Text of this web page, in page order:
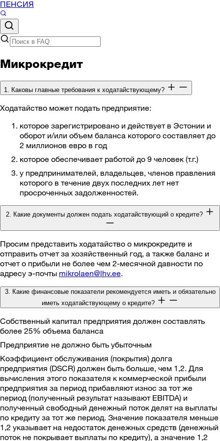
ПЕНСИЯ
Микрокредит
1. Каковы главные требования к ходатайствующему?
Ходатайство может подать предприятие:
которое зарегистрировано и действует в Эстонии и
оборот и/или объем баланса которого составляет до
2 миллионов евро в год
которое обеспечивает работой до 9 человек (т.г.)
у предпринимателей, владельцев, членов правления
которого в течение двух последних лет нет
просроченных задолженностей.
2. Какие документы должен подать ходатайствующий о кредите?
Просим представить ходатайство о микрокредите и
отправить отчет за хозяйственный год, а также баланс и
отчет о прибыли не более чем 2-месячной давности по
адресу э-почты mikrolaen@lhv.ee.
3. Какие финансовые показатели рекомендуется иметь и обязательно
иметь ходатайствующему о кредите?
Собственный капитал предприятия должен составлять
более 25% объема баланса
Предприятие не должно быть убыточным
Коэффициент обслуживания (покрытия) долга
предприятия (DSCR) должен быть больше, чем 1,2. Для
вычисления этого показателя к коммерческой прибыли
предприятия за период прибавляют износ за тот же
период (полученный результат называют EBITDA) и
полученный свободный денежный поток делят на выплаты
по кредиту за тот же период. Значение показателя меньше
1,2 указывает на недостаток денежных средств (денежный
поток не покрывает выплаты по кредиту), а значение 1,2